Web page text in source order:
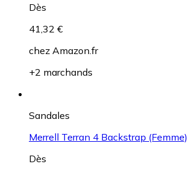
Dès
41,32 €
chez Amazon.fr
+2 marchands
Sandales
Merrell Terran 4 Backstrap (Femme)
Dès